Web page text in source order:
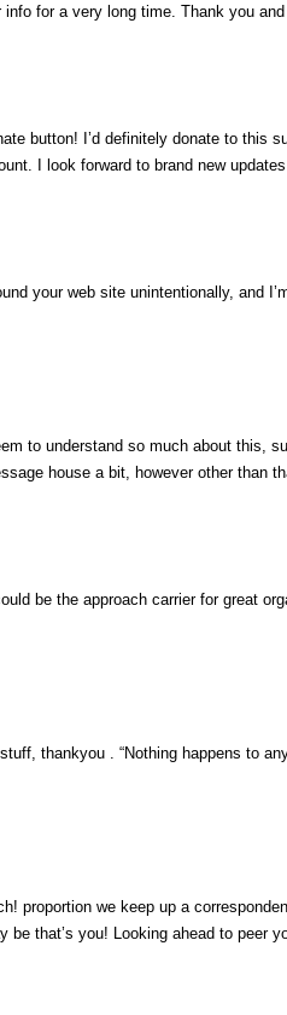
for a very long time. Thank you
button! I’d definitely donate to this
I look forward to brand new
your web site unintentionally, and
to understand so much about this,
house a bit, however other than
be the approach carrier for great
thankyou . “Nothing happens to
proportion we keep up a
be that’s you! Looking ahead to peer